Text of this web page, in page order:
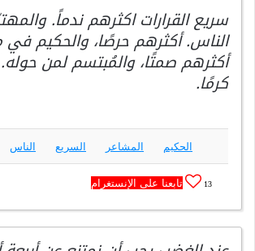
سريع القرارات اكثرهم ندماً.
الناس. أكثرهم حرصًا، والحكيم في
أكثرهم صمتًا، والمُبتسم لمن
كرمًا.
الحكيم المشاعر السريع الناس
13 تابعنا على الإنستغرام